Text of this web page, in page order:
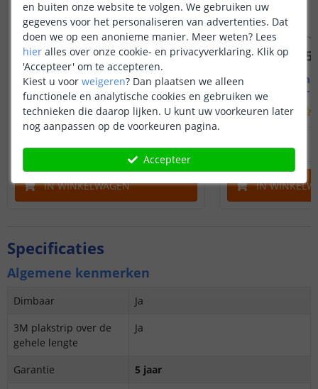
1M - compleet profiel
Opbouw - smal en laag
(70 reviews)
12,95
IN WINKELWAGEN
2M -
Opbouw -
IN
Specificaties
Algemene kenmerken
Dimbaar
Ja
3M plakstrip over de
gehele lengte
Ja
Garantie
5 jaar
en buiten onze website te volgen. We gebruiken uw
gegevens voor het personaliseren van advertenties. Dat
doen we op een anonieme manier. Meer weten? Lees
hier alles over onze cookie- en privacyverklaring. Klik op
'Accepteer' om te accepteren.
Kiest u voor weigeren? Dan plaatsen we alleen
functionele en analytische cookies en gebruiken we
technieken die daarop lijken. U kunt uw voorkeuren later
nog aanpassen op de voorkeuren pagina.
Accepteer